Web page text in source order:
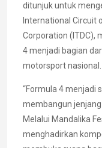
ditunjuk untuk
International Circuit
Corporation (ITDC),
4 menjadi bagian
motorsport nasional.
“Formula 4 menjadi
membangun
Melalui Mandalika
menghadirkan